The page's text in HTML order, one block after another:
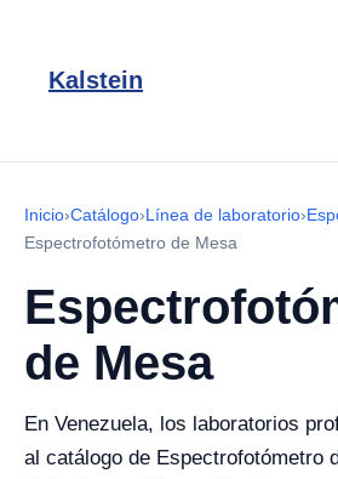
Kalstein
Inicio›Catálogo›Línea de laboratorio›
Espectrofotómetro de Mesa
de Mesa
En Venezuela, los laboratorios
al catálogo de Espectrofotómetro